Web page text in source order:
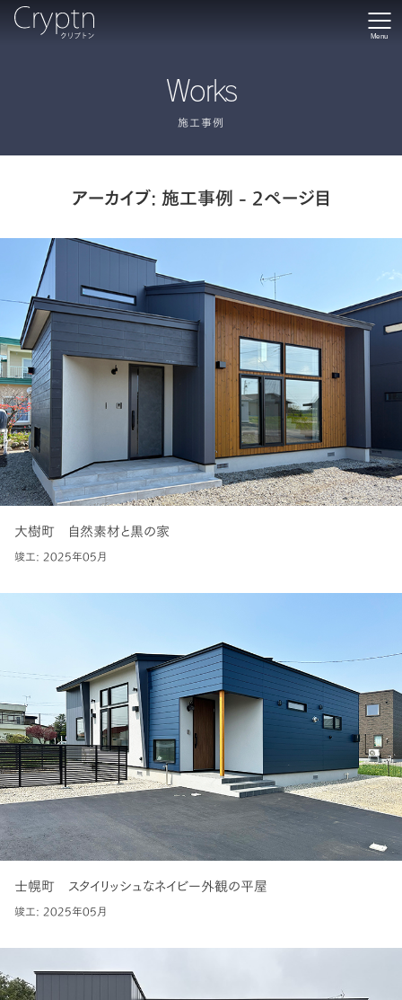
Menu
Works
施工事例
アーカイブ: 施工事例 - 2ページ目
大樹町 自然素材と黒の家
竣工: 2025年05月
士幌町 スタイリッシュなネイビー外観の平屋
竣工: 2025年05月